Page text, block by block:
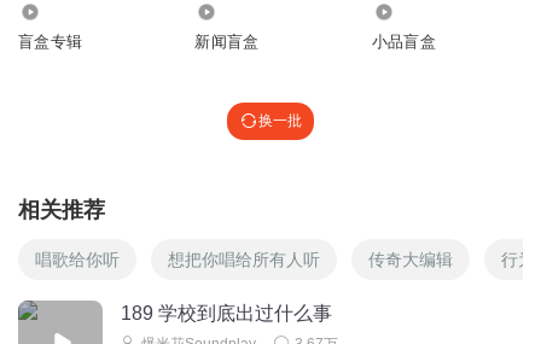
盲盒专辑 新闻盲盒 小品盲盒
换一批
相关推荐
唱歌给你听 想把你唱给所有人听 传奇大编辑 行为
189 学校到底出过什么事